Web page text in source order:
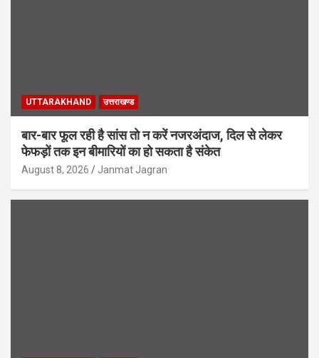
UTTARAKHAND उत्तराखण्ड
बार-बार फूल रही है सांस तो न करें नजरअंदाज, दिल से लेकर
फेफड़ों तक इन बीमारियों का हो सकता है संकेत
August 8, 2026 Janmat Jagran